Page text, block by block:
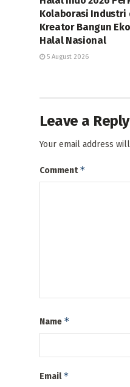
Kolaborasi Industri
Kreator Bangun
Halal Nasional
5 August 2026
Leave a Reply
Your email address
Comment*
Name *
Email*